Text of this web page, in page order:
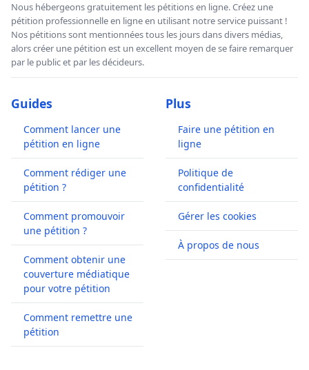
Nous hébergeons gratuitement les pétitions en ligne. Créez une
pétition professionnelle en ligne en utilisant notre service puissant !
Nos pétitions sont mentionnées tous les jours dans divers médias,
alors créer une pétition est un excellent moyen de se faire remarquer
par le public et par les décideurs.
Guides
Comment lancer une
pétition en ligne
Comment rédiger une
pétition ?
Comment promouvoir
une pétition ?
Comment obtenir une
couverture médiatique
pour votre pétition
Comment remettre une
pétition
Plus
Faire une pétition en
ligne
Politique de
confidentialité
Gérer les cookies
À propos de nous